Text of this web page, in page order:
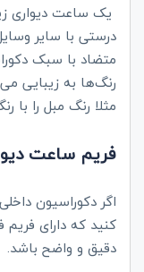
یک ساعت دیواری
درستی با سایر
متضاد با سبک
رنگ‌ها به زیبایی
مثلا رنگ مبل را
فریم ساعت
اگر دکوراسیون
کنید که دارای
دقیق و واضح باشد.